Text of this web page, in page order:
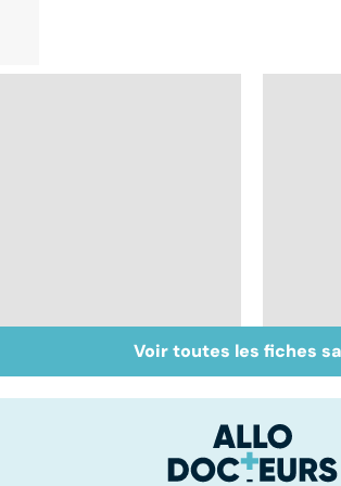
Faites un pied de nez
à la rhinite
Voir toutes les fiches